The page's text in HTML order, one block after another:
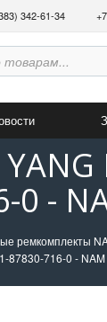
342-61-34
-
ремкомплекты
87830-716-0 - NAM